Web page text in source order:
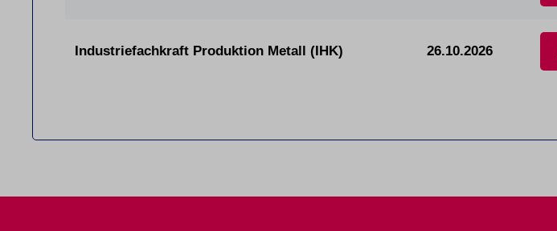
Industriefachkraft Produktion Metall (IHK) 26.10.2026